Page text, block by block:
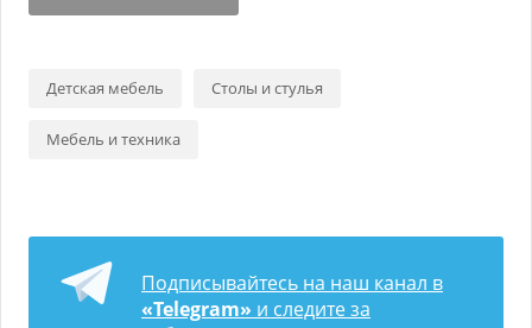
Детская мебель Столы и стулья
Мебель и техника
Подписывайтесь на наш канал в
«Telegram» и следите за